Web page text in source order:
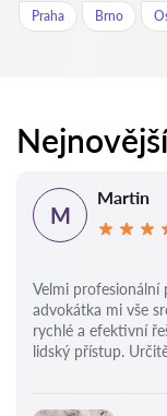
Praha Brno
M
Martin
Velmi profesionální
advokátka mi vše
rychlé a efektivní
lidský přístup.